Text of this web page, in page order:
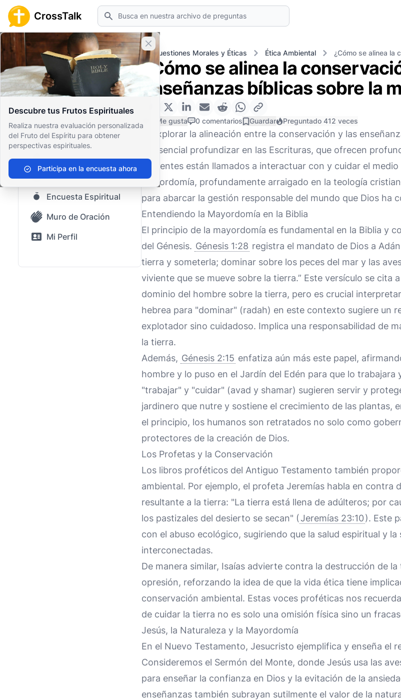
CrossTalk Buscar
Cerrar banner
Descubre tus Frutos Espirituales
Realiza nuestra evaluación personalizada
del Fruto del Espíritu para obtener
perspectivas espirituales.
Participa en la encuesta ahora
Inicio Archivo de Preguntas Cuestiones Morales y Éticas Ética Ambiental ¿Cómo se alinea la
Inicio
Archivo de Preguntas
Nuestro blog
Contenido guardado
Preguntas Populares
Biblia Sagrada
Encuesta Espiritual
Muro de Oración
Mi Perfil
¿Cómo se alinea la
enseñanzas bíblicas sobre la
0 Me gusta 0 comentarios Guardar Preguntado 412 veces
Al explorar la alineación entre la conservación y las
es esencial profundizar en las Escrituras, que ofrecen
creyentes están llamados a interactuar con y cuidar el
mayordomía, profundamente arraigado en la teología
para abarcar la gestión responsable del mundo que Dios ha
Entendiendo la Mayordomía en la Biblia
El principio de la mayordomía es fundamental en la Biblia y
del Génesis. Génesis 1:28 registra el mandato de Dios a
tierra y someterla; dominar sobre los peces del mar y las
viviente que se mueve sobre la tierra.” Este versículo se cita
dominio del hombre sobre la tierra, pero es crucial
hebrea para "dominar" (radah) en este contexto sugiere un
explotador sino cuidadoso. Implica una responsabilidad de
la tierra.
Además, Génesis 2:15 enfatiza aún más este papel,
hombre y lo puso en el Jardín del Edén para que lo trabajara
"trabajar" y "cuidar" (avad y shamar) sugieren servir y
jardinero que nutre y sostiene el crecimiento de las plantas,
el principio, los humanos son retratados no solo como
protectores de la creación de Dios.
Los Profetas y la Conservación
Los libros proféticos del Antiguo Testamento también
ambiental. Por ejemplo, el profeta Jeremías habla en contra
resultante a la tierra: "La tierra está llena de adúlteros; por
los pastizales del desierto se secan" (Jeremías 23:10). Este
con el abuso ecológico, sugiriendo que la salud espiritual y la
interconectadas.
De manera similar, Isaías advierte contra la destrucción de
opresión, reforzando la idea de que la vida ética tiene
conservación ambiental. Estas voces proféticas nos
de cuidar la tierra no es solo una omisión física sino un
Jesús, la Naturaleza y la Mayordomía
En el Nuevo Testamento, Jesucristo ejemplifica y enseña el
Consideremos el Sermón del Monte, donde Jesús usa las
para enseñar la confianza en Dios y la evitación de la
enseñanzas también subrayan sutilmente el valor de la